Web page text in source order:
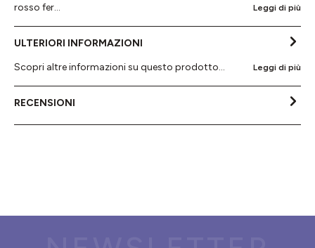
rosso fer…
Leggi di più
ULTERIORI INFORMAZIONI
Scopri altre informazioni su questo prodotto...
Leggi di più
RECENSIONI